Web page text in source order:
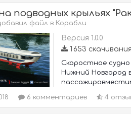
подводных крыльях
файл в Корабли
Версия 1.0.0
1 653 скачивания
Скоростное судно
Нижний Новгород
6 комментариев 4